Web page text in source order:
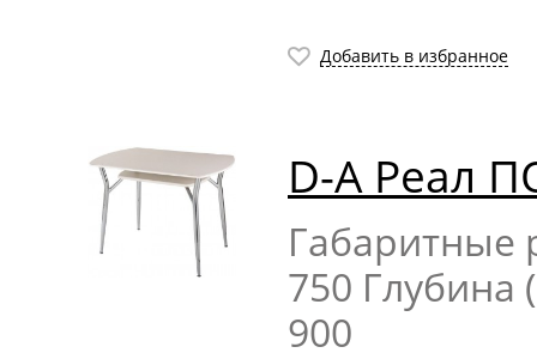
Добавить в избранное
D-A Реал
Габаритные
750
900